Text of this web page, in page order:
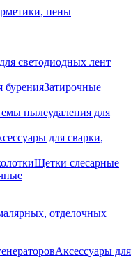
пены
светодиодных лент
буренияЗатирочные
пылеудаления для
для сварки,
Щетки слесарные
отделочных
Аксессуары для